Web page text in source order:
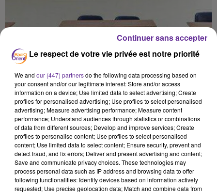
LIBAN
Le respect de votre vie privée est notre priorité
We and our (447) partnersdo the following data processing based on
your consent and/or our legitimate interest: Store and/or access
information on a device; Use limited data to select advertising; Create
profiles for personalised advertising; Use profiles to select personalised
advertising; Measure advertising performance; Measure content
performance; Understand audiences through statistics or combinations
of data from different sources; Develop and improve services; Create
profiles to personalise content; Use profiles to select personalised
content; Use limited data to select content; Ensure security, prevent and
detect fraud, and fix errors; Deliver and present advertising and content;
Save and communicate privacy choices. These technologies may
process personal data such as IP address and browsing data to offer
following functionalities: Identify devices based on information actively
requested; Use precise geolocation data; Match and combine data from
Continuer sans accepter